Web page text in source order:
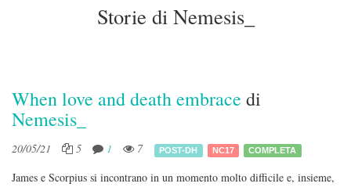
Storie di Nemesis_
When love and death embrace di
Nemesis_
20/05/21 5 1 7 POST-DH NC17 COMPLETA
James e Scorpius si incontrano in un momento molto difficile e, insieme,